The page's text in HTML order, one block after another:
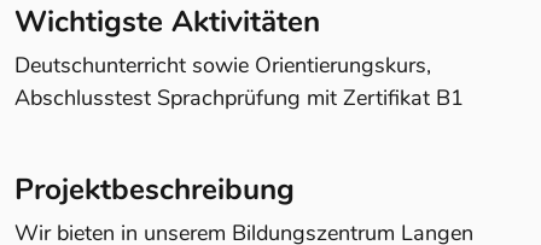
Wichtigste Aktivitäten
Deutschunterricht sowie Orientierungskurs,
Abschlusstest Sprachprüfung mit Zertifikat B1
Projektbeschreibung
Wir bieten in unserem Bildungszentrum Langen